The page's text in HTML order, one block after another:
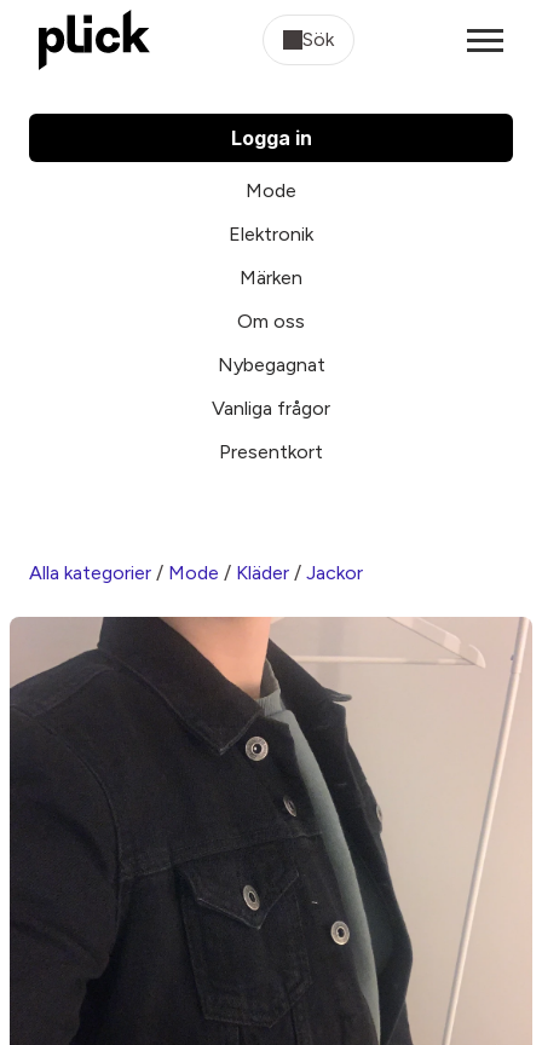
Sök
Logga in
Mode
Elektronik
Märken
Om oss
Nybegagnat
Vanliga frågor
Presentkort
Alla kategorier / Mode / Kläder / Jackor